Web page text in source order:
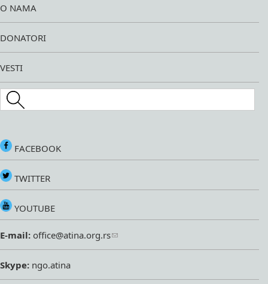
O NAMA
DONATORI
VESTI
Search this site
FACEBOOK
TWITTER
YOUTUBE
E-mail: office@atina.org.rs
Skype: ngo.atina